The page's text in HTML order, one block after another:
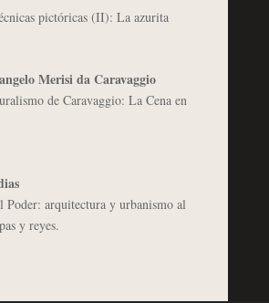
pictóricas (II): La azurita
Merisi da Caravaggio
de Caravaggio: La Cena en
Poder: arquitectura y urbanismo al
y reyes.